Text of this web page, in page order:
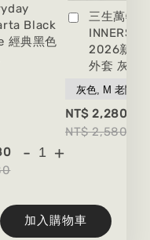
Black
經典黑色
- +
三生萬物
2026新版
外套 灰色
NT$ 2,280
NT$ 2,580
加入購物車